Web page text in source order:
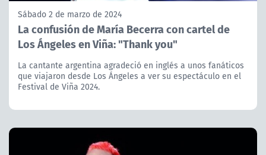
Sábado 2 de marzo de 2024
La confusión de María Becerra con cartel de
Los Ángeles en Viña: "Thank you"
La cantante argentina agradeció en inglés a unos fanáticos
que viajaron desde Los Ángeles a ver su espectáculo en el
Festival de Viña 2024.